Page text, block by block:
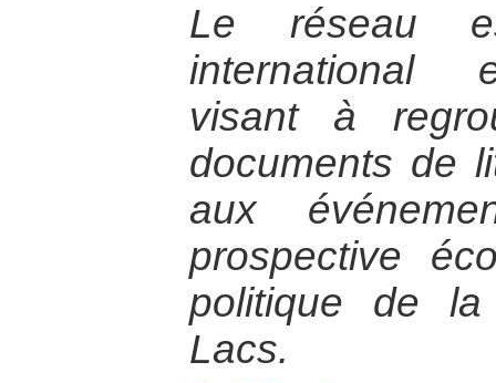
Le réseau
international
visant à
documents de
aux
prospective
politique de
Lacs.